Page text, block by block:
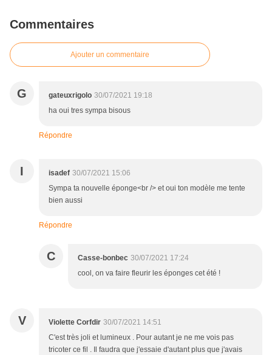
Commentaires
Ajouter un commentaire
G gateuxrigolo 30/07/2021 19:18
ha oui tres sympa bisous
Répondre
I isadef 30/07/2021 15:06
Sympa ta nouvelle éponge<br /> et oui ton modèle me tente
bien aussi
Répondre
C Casse-bonbec 30/07/2021 17:24
cool, on va faire fleurir les éponges cet été !
V Violette Corfdir 30/07/2021 14:51
C'est très joli et lumineux . Pour autant je ne me vois pas
tricoter ce fil . Il faudra que j'essaie d'autant plus que j'avais